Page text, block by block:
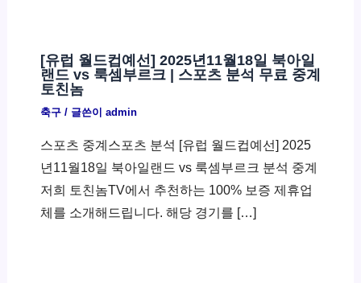
[유럽 월드컵예선] 2025년11월18일 북아일
랜드 vs 룩셈부르크 | 스포츠 분석 무료 중계
토친놈
축구/ 글쓴이 admin
스포츠 중계스포츠 분석 [유럽 월드컵예선] 2025
년11월18일 북아일랜드 vs 룩셈부르크 분석 중계
저희 토친놈TV에서 추천하는 100% 보증 제휴업
체를 소개해드립니다. 해당 경기를 […]